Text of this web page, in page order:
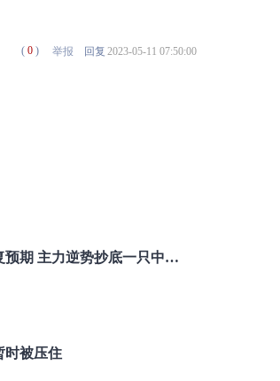
2023-05-11 07:50:00
回复
举报
( 0 )
重磅利好刺激叠加估值修复预期 主力逆势抄底一只中药龙头股
时被压住